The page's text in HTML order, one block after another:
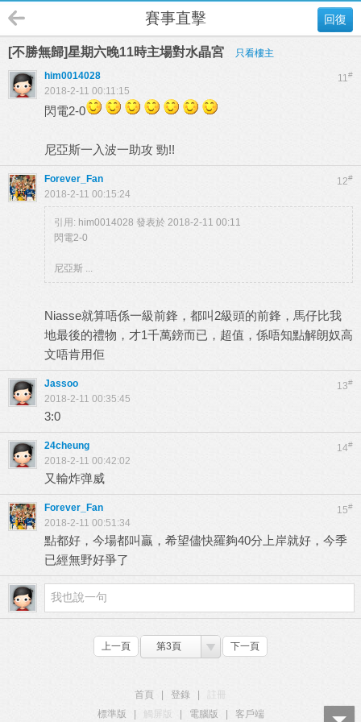
回復
賽事直擊
[不勝無歸]星期六晚11時主場對水晶宮 只看樓主
11#
him0014028
2018-2-11 00:11:15
閃電2-0
尼亞斯一入波一助攻 勁!!
12#
Forever_Fan
2018-2-11 00:15:24
引用: him0014028 發表於 2018-2-11 00:11
閃電2-0
尼亞斯 ...
Niasse就算唔係一級前鋒，都叫2級頭的前鋒，馬仔比我
地最後的禮物，才1千萬鎊而已，超值，係唔知點解朗奴高
文唔肯用佢
13#
Jassoo
2018-2-11 00:35:45
3:0
14#
24cheung
2018-2-11 00:42:02
又輸炸弹威
15#
Forever_Fan
2018-2-11 00:51:34
點都好，今場都叫贏，希望儘快羅夠40分上岸就好，今季
已經無野好爭了
上一頁 第3頁 下一頁
首頁 登錄
標準版
觸屏版 電腦版 客戶端